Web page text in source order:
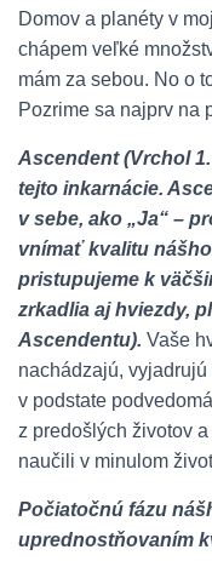
Domov a planéty v
chápem veľké
mám za sebou. No o
Pozrime sa najprv na
Ascendent (Vrchol
tejto inkarnácie.
v sebe, ako „Ja“ –
vnímať kvalitu
pristupujeme k
zrkadlia aj hviezdy,
Ascendentu). Vaše
nachádzajú,
v podstate
z predošlých životov
naučili v minulom
Počiatočnú fázu
uprednostňovaním